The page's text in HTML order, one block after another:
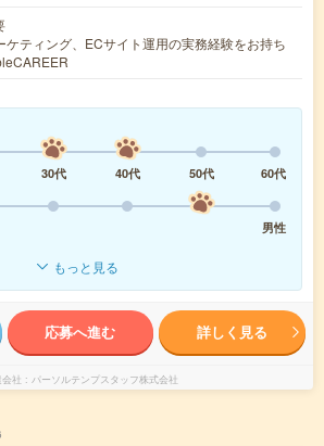
ティング、ECサイト運用の実務経験をお持ち
30代 40代 50代
60代
男性
もっと見る
応募へ進む 詳しく見る
社 パーソルテンプスタッフ株式会社